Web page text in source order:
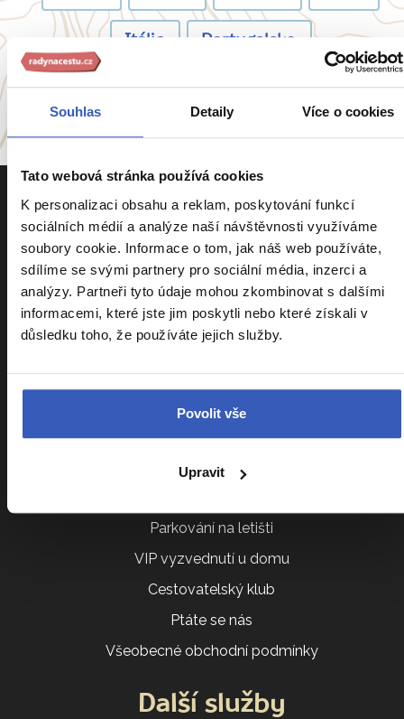
Souhlas Detaily Více o cookies
Tato webová stránka používá cookies
K personalizaci obsahu a reklam, poskytování funkcí
sociálních médií a analýze naší návštěvnosti využíváme
soubory cookie. Informace o tom, jak náš web používáte,
sdílíme se svými partnery pro sociální média, inzerci a
analýzy. Partneři tyto údaje mohou zkombinovat s dalšími
informacemi, které jste jim poskytli nebo které získali v
důsledku toho, že používáte jejich služby.
Povolit vše
Upravit
Itálie Portugalsko
a54 dalších koutů světa
Informace k zájezdům
Cestovní pojištění Kooperativa
Cestovní pojištění Slavia
Kalendář zájezdů
Srovnání zájezdů
Náročnost zájezdů
Parkování na letišti
VIP vyzvednutí u domu
Cestovatelský klub
Ptáte se nás
Všeobecné obchodní podmínky
Další služby